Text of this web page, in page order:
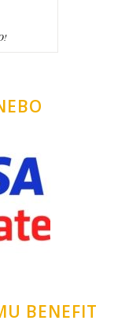
BENEFIT